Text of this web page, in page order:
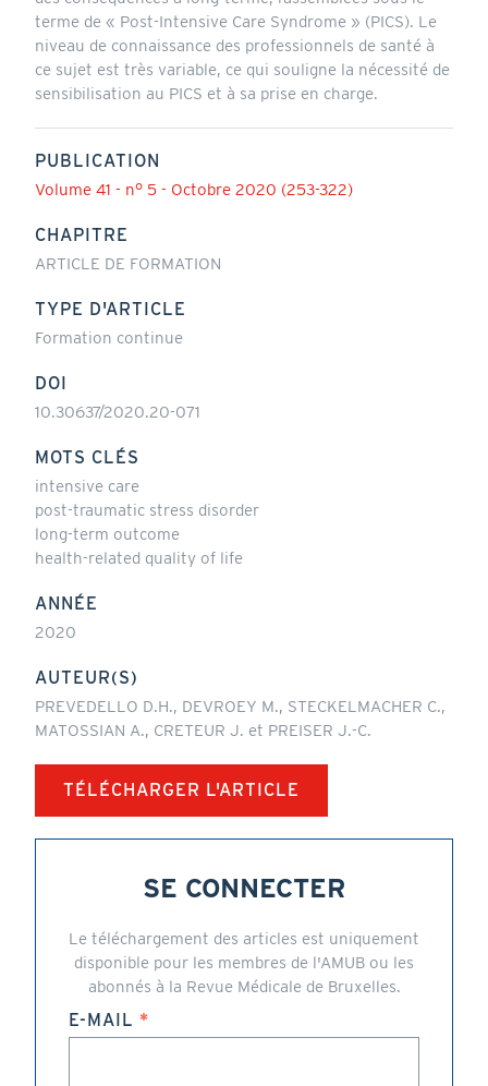
terme de « Post-Intensive Care Syndrome » (PICS). Le
niveau de connaissance des professionnels de santé à
ce sujet est très variable, ce qui souligne la nécessité de
sensibilisation au PICS et à sa prise en charge.
PUBLICATION
Volume 41 - n° 5 - Octobre 2020 (253-322)
CHAPITRE
ARTICLE DE FORMATION
TYPE D'ARTICLE
Formation continue
DOI
10.30637/2020.20-071
MOTS CLÉS
intensive care
post-traumatic stress disorder
long-term outcome
health-related quality of life
ANNÉE
2020
AUTEUR(S)
PREVEDELLO D.H., DEVROEY M., STECKELMACHER C.,
MATOSSIAN A., CRETEUR J. et PREISER J.-C.
TÉLÉCHARGER L'ARTICLE
SE CONNECTER
Le téléchargement des articles est uniquement
disponible pour les membres de l'AMUB ou les
abonnés à la Revue Médicale de Bruxelles.
E-MAIL